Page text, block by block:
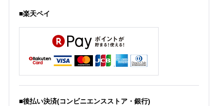
■楽天ペイ
■後払い決済(コンビニエンスストア・銀行)